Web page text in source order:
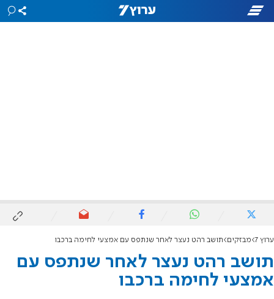
ערוץ 7 מבזקים תושב רהט נעצר לאחר שנתפס עם אמצעי לחימה ברכבו
תושב רהט נעצר לאחר שנתפס עם
אמצעי לחימה ברכבו